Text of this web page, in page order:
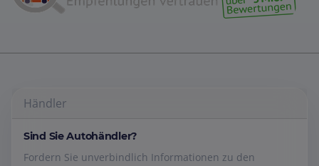
Händler
Sind Sie Autohändler?
Fordern Sie unverbindlich Informationen zu den